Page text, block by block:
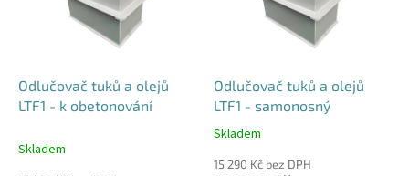
Odlučovač tuků a olejů
LTF1 - k obetonování
Skladem
Odlučovač tuků a olejů
LTF1 - samonosný
Průměrné
produktu
Skladem
15 290 Kč bez DPH